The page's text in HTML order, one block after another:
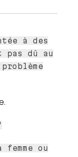
à des
pas dû au
ou